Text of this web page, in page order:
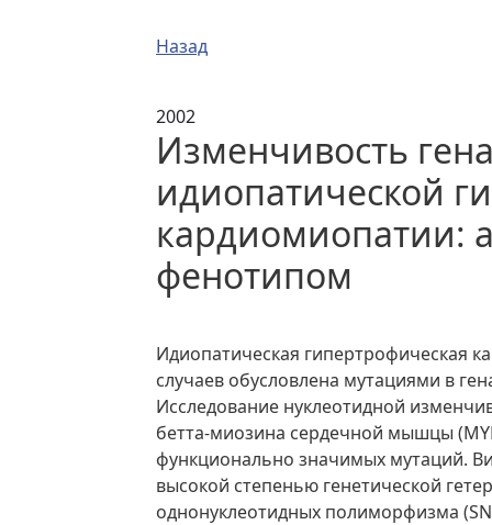
Назад
2002
Изменчивость
идиопатической
кардиомиопатии:
фенотипом
Идиопатическая гипертрофическая
случаев обусловлена мутациями в
Исследование нуклеотидной
бетта-миозина сердечной мышцы
функционально значимых мутаций.
высокой степенью генетической
однонуклеотидных полиморфизма